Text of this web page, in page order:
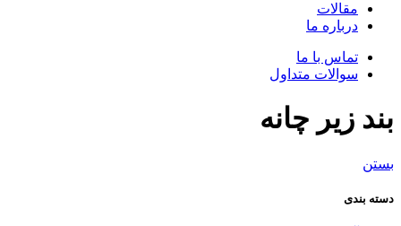
مقالات
درباره ما
تماس با ما
سوالات متداول
بند زیر چانه
بستن
دسته بندی